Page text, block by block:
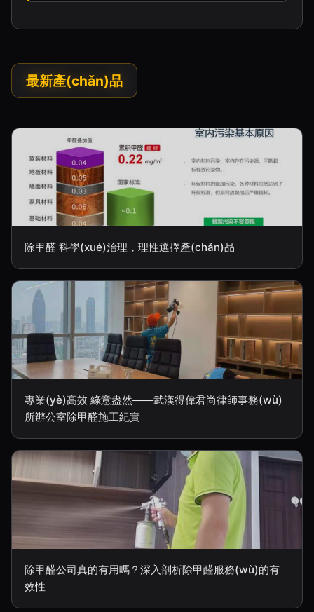
最新產(chǎn)品
除甲醛 科學(xué)治理，理性選擇產(chǎn)品
專業(yè)高效 綠意盎然——武漢得偉君尚律師事務(wù)
所辦公室除甲醛施工紀實
除甲醛公司真的有用嗎？深入剖析除甲醛服務(wù)的有
效性